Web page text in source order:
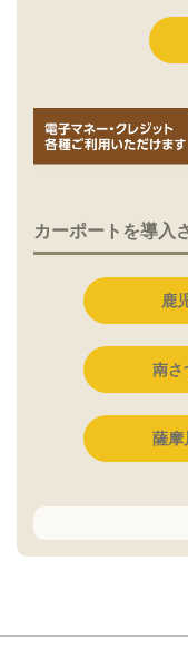
カーポートを導入
鹿
南さ
薩摩